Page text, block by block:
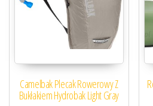
Camelbak Plecak Rowerowy Z
Bukłakiem Hydrobak Light Gray